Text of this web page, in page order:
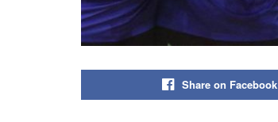
Share on Facebook